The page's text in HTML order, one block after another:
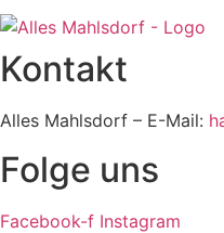
Kontakt
Alles Mahlsdorf – E-Mail:
Folge uns
Facebook-f Instagram